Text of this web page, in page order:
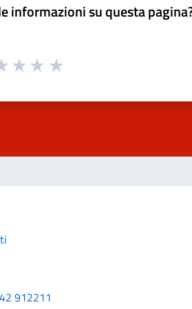
informazioni su questa
912211